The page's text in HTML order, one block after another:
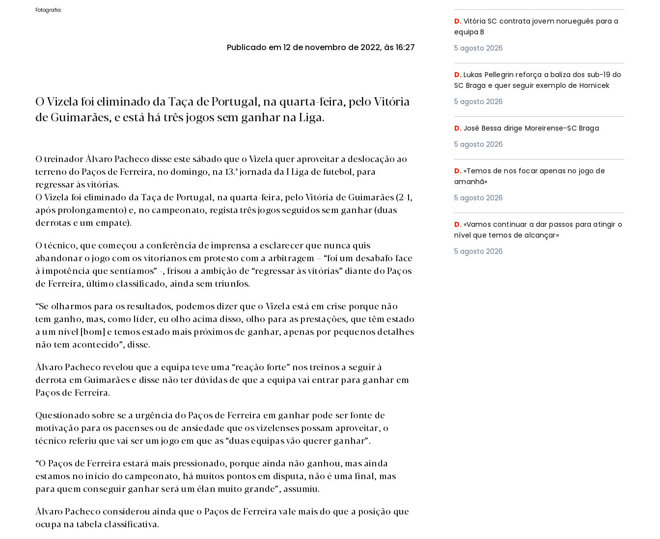
Fotografia
Publicado em 12 de novembro de 2022, às 16:27
O Vizela foi eliminado da Taça de Portugal, na quarta-feira, pelo Vitória
de Guimarães, e está há três jogos sem ganhar na Liga.
O treinador Álvaro Pacheco disse este sábado que o Vizela quer aproveitar a deslocação ao
terreno do Paços de Ferreira, no domingo, na 13.ª jornada da I Liga de futebol, para
regressar às vitórias.
O Vizela foi eliminado da Taça de Portugal, na quarta-feira, pelo Vitória de Guimarães (2-1,
após prolongamento) e, no campeonato, regista três jogos seguidos sem ganhar (duas
derrotas e um empate).
O técnico, que começou a conferência de imprensa a esclarecer que nunca quis
abandonar o jogo com os vitorianos em protesto com a arbitragem – “foi um desabafo face
à impotência que sentíamos” -, frisou a ambição de “regressar às vitórias” diante do Paços
de Ferreira, último classificado, ainda sem triunfos.
“Se olharmos para os resultados, podemos dizer que o Vizela está em crise porque não
tem ganho, mas, como líder, eu olho acima disso, olho para as prestações, que têm estado
a um nível [bom] e temos estado mais próximos de ganhar, apenas por pequenos detalhes
não tem acontecido”, disse.
Álvaro Pacheco revelou que a equipa teve uma “reação forte” nos treinos a seguir à
derrota em Guimarães e disse não ter dúvidas de que a equipa vai entrar para ganhar em
Paços de Ferreira.
Questionado sobre se a urgência do Paços de Ferreira em ganhar pode ser fonte de
motivação para os pacenses ou de ansiedade que os vizelenses possam aproveitar, o
técnico referiu que vai ser um jogo em que as “duas equipas vão querer ganhar”.
“O Paços de Ferreira estará mais pressionado, porque ainda não ganhou, mas ainda
estamos no início do campeonato, há muitos pontos em disputa, não é uma final, mas
para quem conseguir ganhar será um élan muito grande”, assumiu.
Álvaro Pacheco considerou ainda que o Paços de Ferreira vale mais do que a posição que
ocupa na tabela classificativa.
D. Vitória SC contrata jovem norueguês para a
equipa B
5 agosto 2026
D. Lukas Pellegrin reforça a baliza dos sub-19 do
SC Braga e quer seguir exemplo de Hornicek
5 agosto 2026
D. José Bessa dirige Moreirense-SC Braga
5 agosto 2026
D. «Temos de nos focar apenas no jogo de
amanhã»
5 agosto 2026
D. «Vamos continuar a dar passos para atingir o
nível que temos de alcançar»
5 agosto 2026